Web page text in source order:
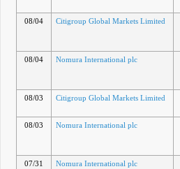
08/04
Citigroup Global Markets Limited
08/04
Nomura International plc
08/03
Citigroup Global Markets Limited
08/03
Nomura International plc
07/31
Nomura International plc